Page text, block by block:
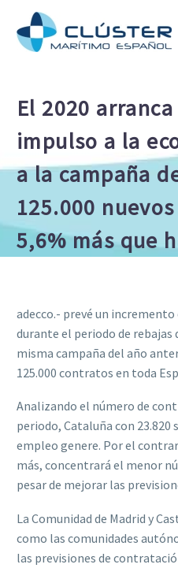
El 2020
impulso a la
a la campaña
125.000
5,6% más que
adecco.- prevé un
durante el periodo de rebajas
misma campaña del año
125.000 contratos en toda
Analizando el número de
periodo, Cataluña con 23.820
empleo genere. Por el
más, concentrará el menor
pesar de mejorar las
La Comunidad de Madrid y
como las comunidades
las previsiones de